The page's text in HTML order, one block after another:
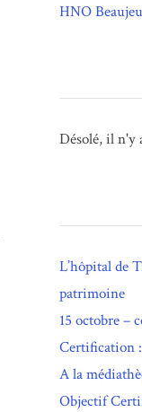
HNO
Désolé, il n'y
L’hôpital de
patrimoine
15 octobre –
Certification :
A la
Objectif